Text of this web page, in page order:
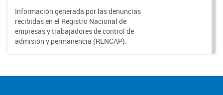
Información generada por las denuncias
recibidas en el Registro Nacional de
empresas y trabajadores de control de
admisión y permanencia (RENCAP).